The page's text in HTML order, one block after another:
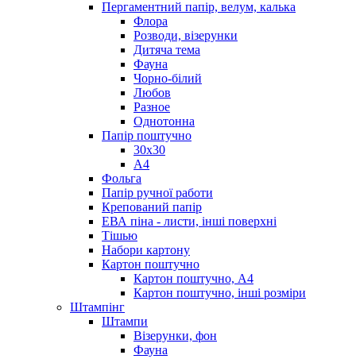
Пергаментний папір, велум, калька
Флора
Розводи, візерунки
Дитяча тема
Фауна
Чорно-білий
Любов
Разное
Однотонна
Папір поштучно
30х30
А4
Фольга
Папір ручної работи
Крепований папір
ЕВА піна - листи, інші поверхні
Тішью
Набори картону
Картон поштучно
Картон поштучно, А4
Картон поштучно, інші розміри
Штампінг
Штампи
Візерунки, фон
Фауна